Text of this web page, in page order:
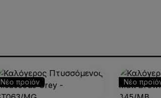
Νέο προϊόν Νέο